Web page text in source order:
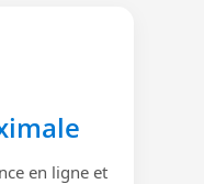
en ligne et